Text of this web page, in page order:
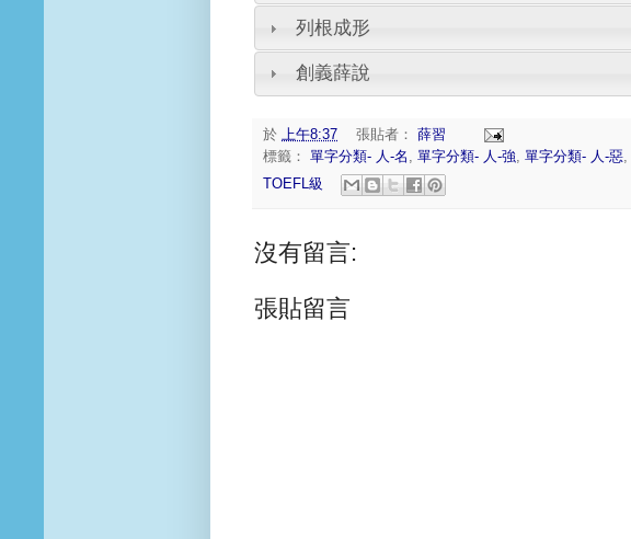
列根成形
創義薛說
於 上午8:37 張貼者：
薛習
標籤： 單字分類- 人-名 , 單字分類- 人-強, 單字分類- 人-惡,
TOEFL級
沒有留言:
張貼留言